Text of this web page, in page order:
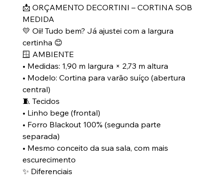
📩 ORÇAMENTO DECORTINI – CORTINA SOB
MEDIDA
💛 Oii! Tudo bem? Já ajustei com a largura
certinha 😊
🪟 AMBIENTE
• Medidas: 1,90 m largura × 2,73 m altura
• Modelo: Cortina para varão suíço (abertura
central)
🧵 Tecidos
• Linho bege (frontal)
• Forro Blackout 100% (segunda parte
separada)
• Mesmo conceito da sua sala, com mais
escurecimento
✨ Diferenciais